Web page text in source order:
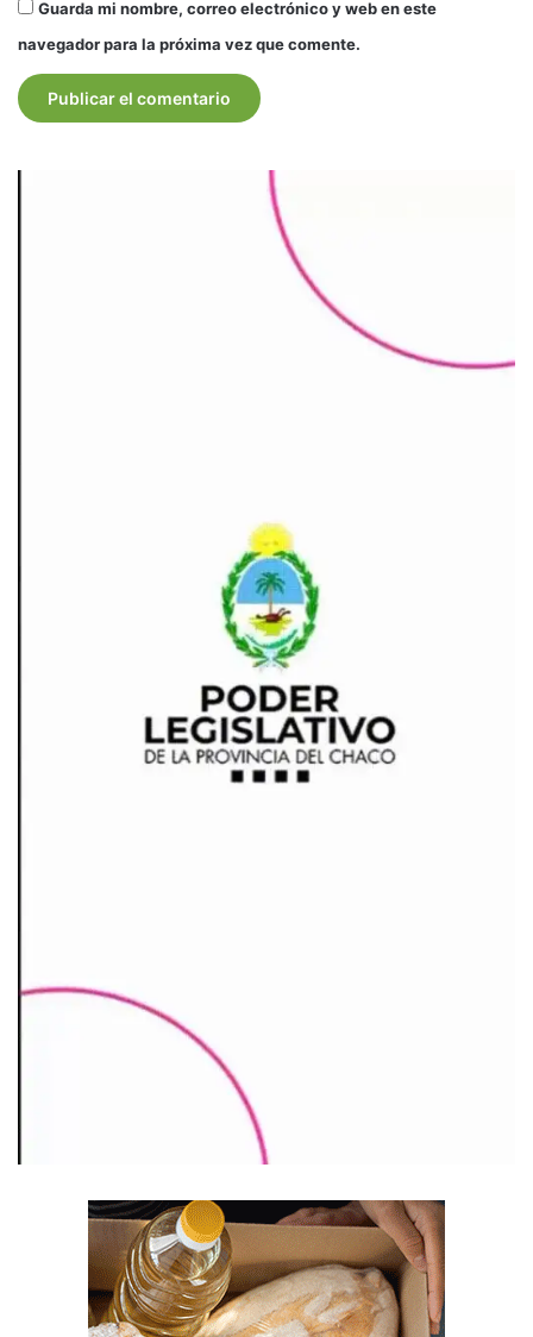
Guarda mi nombre, correo electrónico y web en este
navegador para la próxima vez que comente.